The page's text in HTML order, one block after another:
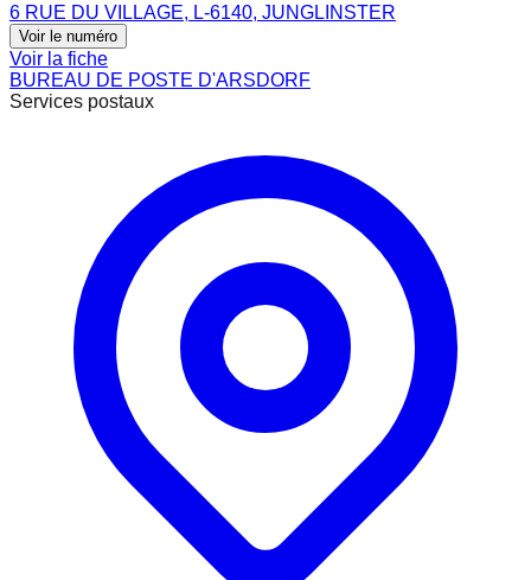
6 RUE DU VILLAGE, L-6140, JUNGLINSTER
Voir le numéro
Voir la fiche
BUREAU DE POSTE D'ARSDORF
Services postaux